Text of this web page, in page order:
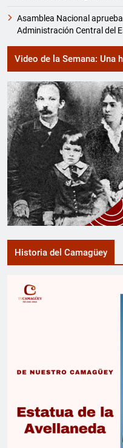
Asamblea Nacional
Administración Central del
Video de la Semana: Una
Historia del Camagüey